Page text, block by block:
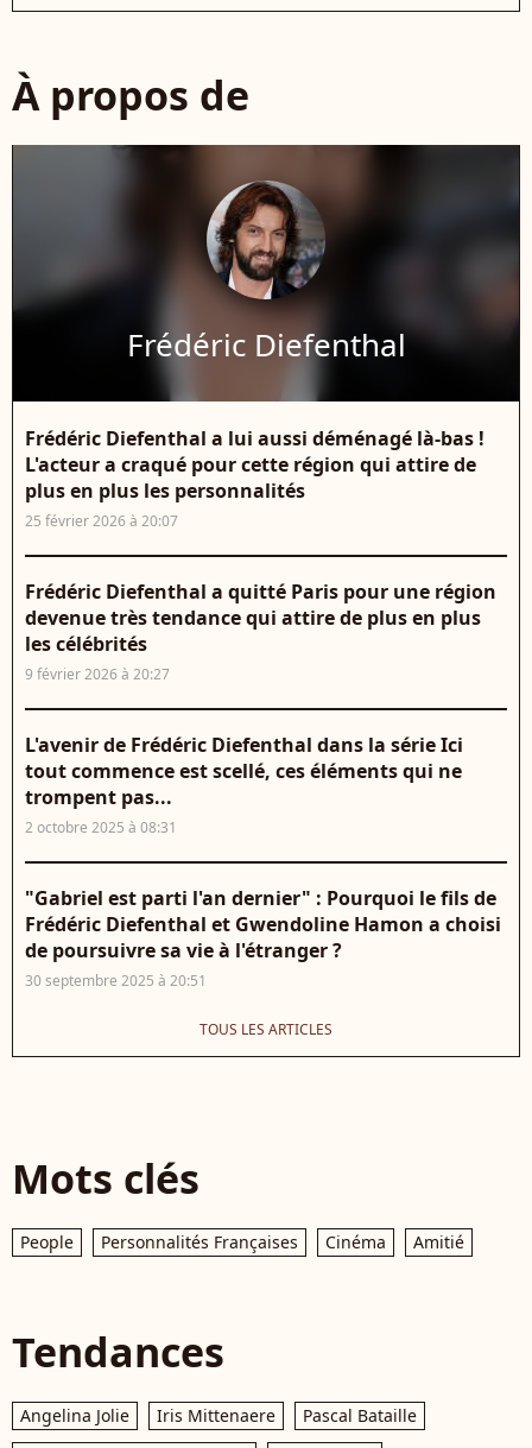
À propos de
Frédéric Diefenthal
Frédéric Diefenthal a lui aussi déménagé là-bas !
L'acteur a craqué pour cette région qui attire de
plus en plus les personnalités
25 février 2026 à 20:07
Frédéric Diefenthal a quitté Paris pour une région
devenue très tendance qui attire de plus en plus
les célébrités
9 février 2026 à 20:27
L'avenir de Frédéric Diefenthal dans la série Ici
tout commence est scellé, ces éléments qui ne
trompent pas...
2 octobre 2025 à 08:31
"Gabriel est parti l'an dernier" : Pourquoi le fils de
Frédéric Diefenthal et Gwendoline Hamon a choisi
de poursuivre sa vie à l'étranger ?
30 septembre 2025 à 20:51
TOUS LES ARTICLES
Mots clés
People Personnalités Françaises Cinéma Amitié
Tendances
Angelina Jolie Iris Mittenaere
Pascal Bataille